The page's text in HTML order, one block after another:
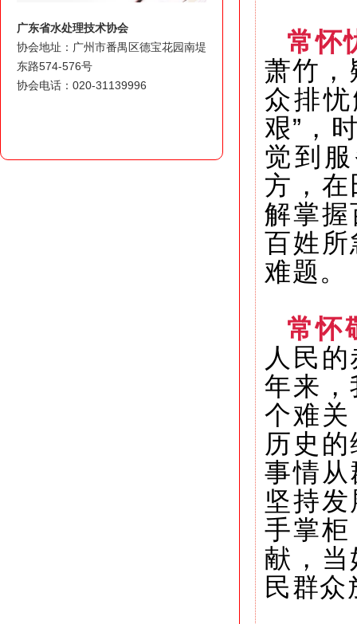
广东省水处理技术协会
协会地址：广州市番禺区德宝花园南堤
东路574-576号
协会电话：020-31139996
常怀
萧竹，
众排
艰”，
觉到
方，
解掌
百姓
难题。
常怀
人民
年来
个难
历史
事情
坚持
手掌
献，
民群众